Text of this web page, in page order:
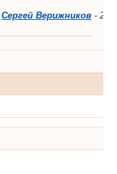
Сергей Верижников -